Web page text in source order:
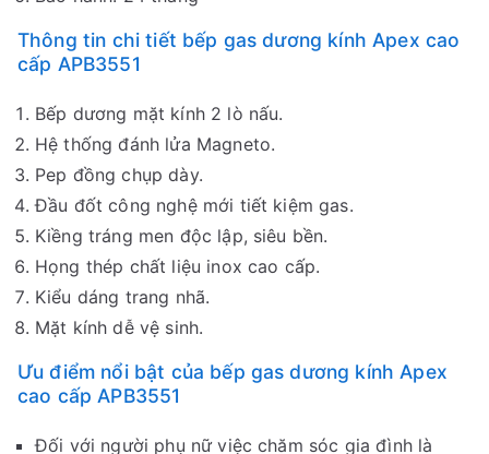
Thông tin chi tiết bếp gas dương kính Apex cao
cấp APB3551
Bếp dương mặt kính 2 lò nấu.
Hệ thống đánh lửa Magneto.
Pep đồng chụp dày.
Đầu đốt công nghệ mới tiết kiệm gas.
Kiềng tráng men độc lập, siêu bền.
Họng thép chất liệu inox cao cấp.
Kiểu dáng trang nhã.
Mặt kính dễ vệ sinh.
Ưu điểm nổi bật của bếp gas dương kính Apex
cao cấp APB3551
Đối với người phụ nữ việc chăm sóc gia đình là